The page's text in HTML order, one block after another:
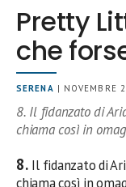
Pretty
che
SERENA | NOVEMBRE
8. Il fidanzato di
chiama così in
8. Il fidanzato di
chiama così in